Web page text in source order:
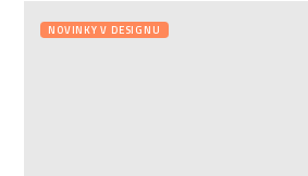
NOVINKY V DESIGNU